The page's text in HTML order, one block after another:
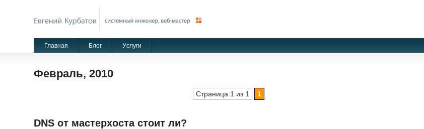
Главная Блог Уcлуги
Февраль, 2010
Страница 1 из 1 1
DNS от мастерхоста стоит ли?